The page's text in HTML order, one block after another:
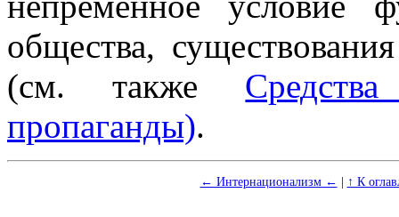
общества,
(см. также
пропаганды).
← Интернационализм ← | ↑ К